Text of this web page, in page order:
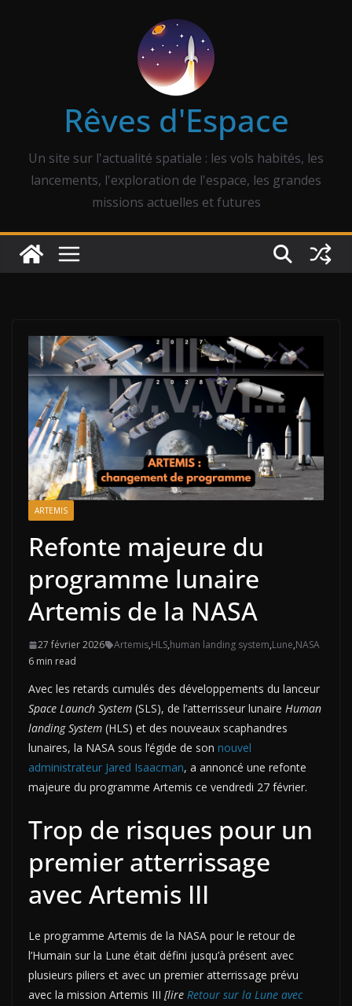
Rêves d'Espace
Un site sur l'actualité spatiale : les vols habités, les
lancements, l'exploration de l'espace, les grandes
missions actuelles et futures
ARTEMIS
Refonte majeure du
programme lunaire
Artemis de la NASA
27 février 2026 Artemis,HLS,human landing system,Lune,NASA
6 min read
Avec les retards cumulés des développements du lanceur
Space Launch System (SLS), de l’atterrisseur lunaire Human
landing System (HLS) et des nouveaux scaphandres
lunaires, la NASA sous l’égide de son nouvel
administrateur Jared Isaacman, a annoncé une refonte
majeure du programme Artemis ce vendredi 27 février.
Trop de risques pour un
premier atterrissage
avec Artemis III
Le programme Artemis de la NASA pour le retour de
l’Humain sur la Lune était défini jusqu’à présent avec
plusieurs piliers et avec un premier atterrissage prévu
avec la mission Artemis III [lire Retour sur la Lune avec